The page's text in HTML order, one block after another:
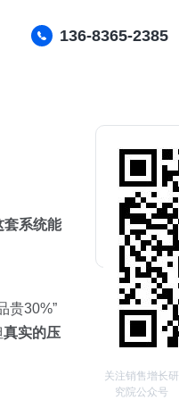
136-8365-2385
套系统能
贵30%”
真实的压
关注销售增长研
究院公众号